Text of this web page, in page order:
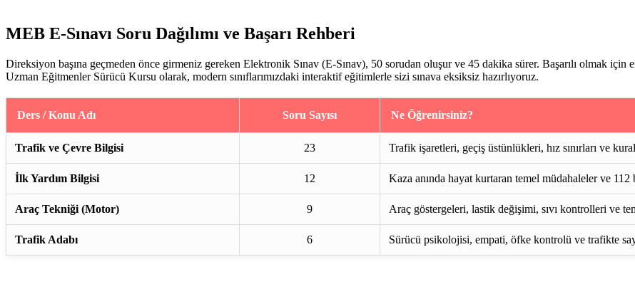
MEB E-Sınavı Soru Dağılımı ve Başarı Rehberi
Direksiyon başına geçmeden önce girmeniz gereken Elektronik Sınav (E-Sınav), 50 sorudan oluşur ve 45 dakika sürer. Başarılı olmak için
Uzman Eğitmenler Sürücü Kursu olarak, modern sınıflarımızdaki interaktif eğitimlerle sizi sınava eksiksiz hazırlıyoruz.
Ders / Konu Adı Soru Sayısı Ne Öğrenirsiniz?
Trafik ve Çevre Bilgisi 23 Trafik işaretleri, geçiş üstünlükleri, hız sınırları ve
İlk Yardım Bilgisi 12 Kaza anında hayat kurtaran temel müdahaleler ve
Araç Tekniği (Motor) 9 Araç göstergeleri, lastik değişimi, sıvı kontrolleri ve
Trafik Adabı 6 Sürücü psikolojisi, empati, öfke kontrolü ve trafikte